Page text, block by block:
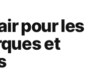
pour les
et